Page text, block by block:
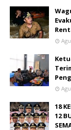
18
12